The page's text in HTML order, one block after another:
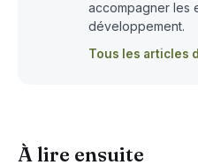
accompagner les
développement.
Tous les articles
À lire ensuite